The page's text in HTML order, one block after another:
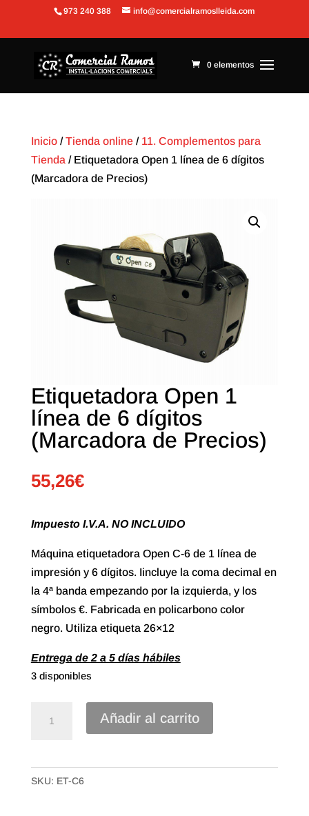
Abrir barra de herramientas
973 240 388 info@comercialramoslleida.com
0 elementos
Inicio/Tienda online/ 11. Complementos para
Tienda / Etiquetadora Open 1 línea de 6 dígitos
(Marcadora de Precios)
Etiquetadora Open 1
línea de 6 dígitos
(Marcadora de Precios)
55,26€
Impuesto I.V.A. NO INCLUIDO
Máquina etiquetadora Open C-6 de 1 línea de
impresión y 6 dígitos. Iincluye la coma decimal en
la 4ª banda empezando por la izquierda, y los
símbolos €. Fabricada en policarbono color
negro. Utiliza etiqueta 26×12
Entrega de 2 a 5 días hábiles
3 disponibles
línea
de
Añadir al carrito
SKU: ET-C6